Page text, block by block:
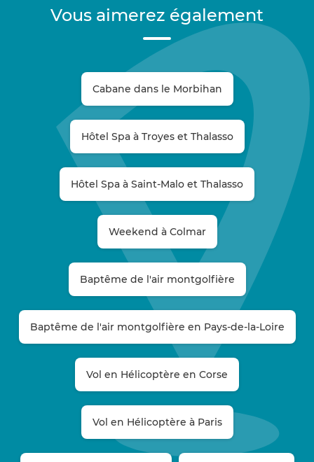
Vous aimerez également
Cabane dans le Morbihan
Hôtel Spa à Troyes et Thalasso
Hôtel Spa à Saint-Malo et Thalasso
Weekend à Colmar
Baptême de l'air montgolfière
Baptême de l'air montgolfière en Pays-de-la-Loire
Vol en Hélicoptère en Corse
Vol en Hélicoptère à Paris